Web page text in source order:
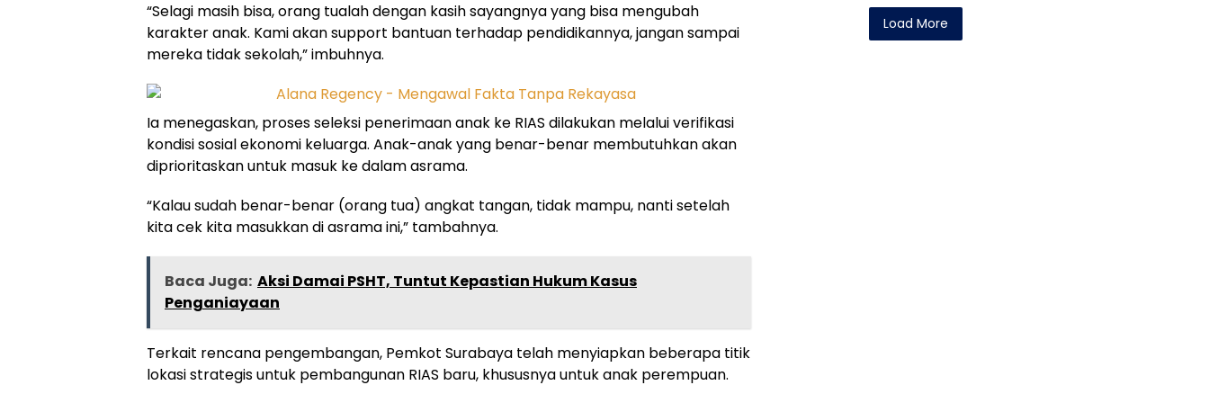
“Selagi masih bisa, orang tualah dengan kasih sayangnya yang bisa mengubah
karakter anak. Kami akan support bantuan terhadap pendidikannya, jangan sampai
mereka tidak sekolah,” imbuhnya.
Ia menegaskan, proses seleksi penerimaan anak ke RIAS dilakukan melalui verifikasi
kondisi sosial ekonomi keluarga. Anak-anak yang benar-benar membutuhkan akan
diprioritaskan untuk masuk ke dalam asrama.
“Kalau sudah benar-benar (orang tua) angkat tangan, tidak mampu, nanti setelah
kita cek kita masukkan di asrama ini,” tambahnya.
Baca Juga: Aksi Damai PSHT, Tuntut Kepastian Hukum Kasus
Penganiayaan
Terkait rencana pengembangan, Pemkot Surabaya telah menyiapkan beberapa titik
lokasi strategis untuk pembangunan RIAS baru, khususnya untuk anak perempuan.
Load More